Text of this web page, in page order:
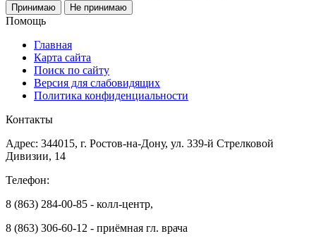
Принимаю Не принимаю
Помощь
Главная
Карта сайта
Поиск по сайту
Версия для слабовидящих
Политика конфиденциальности
Контакты
Адрес: 344015, г. Ростов-на-Дону, ул. 339-й Стрелковой
Дивизии, 14
Телефон:
8 (863) 284-00-85 - колл-центр,
8 (863) 306-60-12 - приёмная гл. врача